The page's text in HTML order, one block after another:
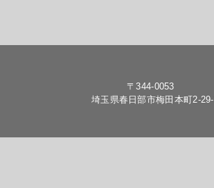
〒344-0053
埼玉県春日部市梅田本町2-